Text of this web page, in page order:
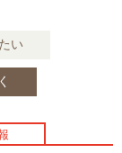
す。
い